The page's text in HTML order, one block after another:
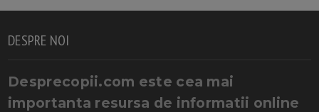
DESPRE NOI
Desprecopii.com este cea mai
importanta resursa de informatii online